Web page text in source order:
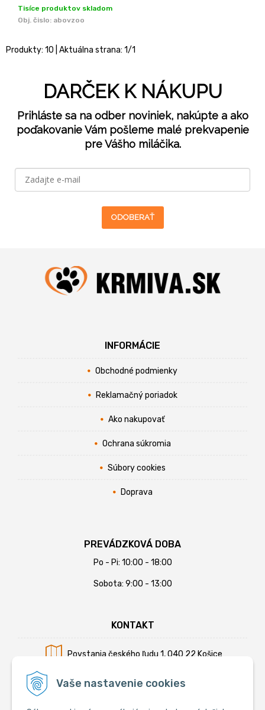
Vaše nastavenie cookies
Tisíce produktov skladom
Obj. čislo: abovzoo
Produkty: 10 | Aktuálna strana: 1/1
DARČEK K NÁKUPU
Prihláste sa na odber noviniek, nakúpte a ako
poďakovanie Vám pošleme malé prekvapenie
pre Vášho miláčika.
ODOBERAŤ
INFORMÁCIE
Obchodné podmienky
Reklamačný poriadok
Ako nakupovať
Ochrana súkromia
Súbory cookies
Doprava
PREVÁDZKOVÁ DOBA
Po - Pi: 10:00 - 18:00
Sobota: 9:00 - 13:00
KONTAKT
Povstania českého ľudu 1, 040 22 Košice
Mobil:+421 902 794 355